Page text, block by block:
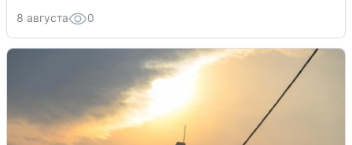
8 августа 0